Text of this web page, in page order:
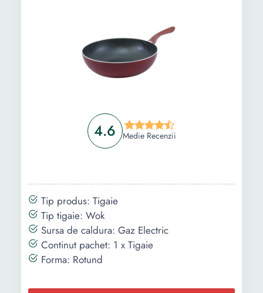
4.6 Medie Recenzii
Tip produs: Tigaie
Tip tigaie: Wok
Sursa de caldura: Gaz Electric
Continut pachet: 1 x Tigaie
Forma: Rotund